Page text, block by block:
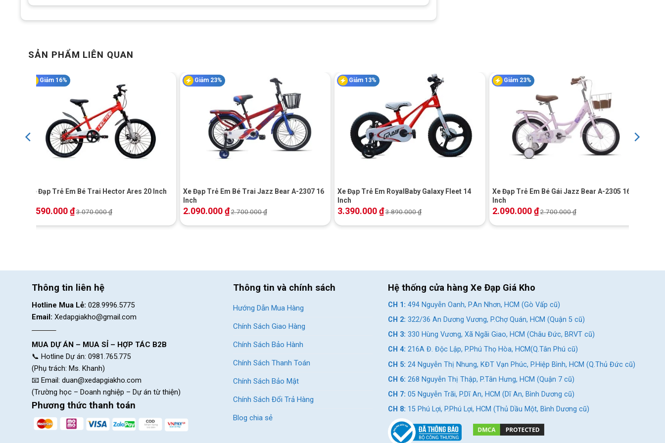
Khung Sườn nổi bật
nhôm chống rỉ sét. Đây là một ưu điểm về thẩm mỹ cho xe đạp Vicky khi không có bất cứ mối hàn nào. Tạo cảm giác thích
khác biệt và thu hút khách hàng hơn.
Bánh măm với cặp niềng nhôm đúc
Tạo cảm giác chuyên nghiệp và cao cấp cho dòng xe đạp trẻ em Vicky 16 inch. Đồng thời cũng tạo độ chắc chắn, hạn chế
tối đa hư hại không đáng xảy ra. Đảm bảo an toàn cho bé khi chơi đùa cả ngày cùng chiếc xe đạp này,
SẢN PHẨM LIÊN QUAN
Giảm 16%
Xe Đạp Trẻ Em Bé Trai Hector Ares 20 Inch
2.590.000₫3.070.000₫
Giảm 23%
Xe Đạp Trẻ Em Bé Trai Jazz Bear A-2307 16
Inch
2.090.000₫2.700.000₫
Giảm 13%
Xe Đạp Trẻ Em RoyalBaby Galaxy Fleet 14
Inch
3.390.000₫3.890.000₫
Giảm 23%
Xe Đạp Trẻ Em Bé Gái Jazz Bear A-2305 16
Inch
2.090.000₫2.700.000₫
Thông tin liên hệ
Hotline Mua Lẻ: 028.9996.5775
Email: Xedapgiakho@gmail.com
MUA DỰ ÁN – MUA SỈ – HỢP TÁC B2B
📞 Hotline Dự án: 0981.765.775
(Phụ trách: Ms. Khanh)
📧 Email: duan@xedapgiakho.com
(Trường học – Doanh nghiệp – Dự án từ thiện)
Phương thức thanh toán
Thông tin và chính sách
Hướng Dẫn Mua Hàng
Chính Sách Giao Hàng
Chính Sách Bảo Hành
Chính Sách Thanh Toán
Chính Sách Bảo Mật
Chính Sách Đổi Trả Hàng
Blog chia sẻ
Hệ thống cửa hàng Xe Đạp Giá Kho
CH 1: 494 Nguyễn Oanh, P.An Nhơn, HCM (Gò Vấp cũ)
CH 2: 322/36 An Dương Vương, P.Chợ Quán, HCM (Quận 5 cũ)
CH 3: 330 Hùng Vương, Xã Ngãi Giao, HCM (Châu Đức, BRVT cũ)
CH 4: 216A Đ. Độc Lập, P.Phú Thọ Hòa, HCM(Q.Tân Phú cũ)
CH 5: 24 Nguyễn Thị Nhung, KĐT Vạn Phúc, P.Hiệp Bình, HCM (Q.Thủ Đức cũ)
CH 6: 268 Nguyễn Thị Thập, P.Tân Hưng, HCM (Quận 7 cũ)
CH 7: 05 Nguyễn Trãi, P.Dĩ An, HCM (Dĩ An, Bình Dương cũ)
CH 8: 15 Phú Lợi, P.Phú Lợi, HCM (Thủ Dầu Một, Bình Dương cũ)